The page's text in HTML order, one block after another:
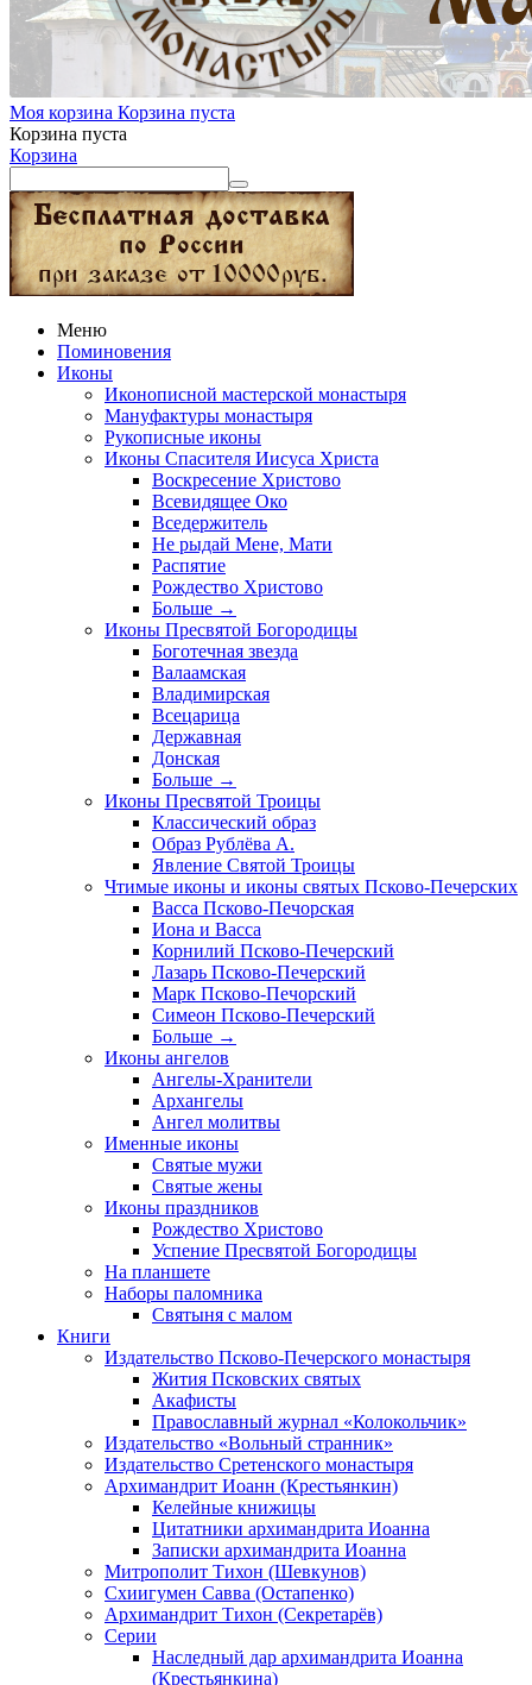
Моя корзина Корзина пуста
Корзина пуста
Корзина
Меню
Поминовения
Иконы
Иконописной мастерской монастыря
Мануфактуры монастыря
Рукописные иконы
Иконы Спасителя Иисуса Христа
Воскресение Христово
Всевидящее Око
Вседержитель
Не рыдай Мене, Мати
Распятие
Рождество Христово
Больше →
Иконы Пресвятой Богородицы
Боготечная звезда
Валаамская
Владимирская
Всецарица
Державная
Донская
Больше →
Иконы Пресвятой Троицы
Классический образ
Образ Рублёва А.
Явление Святой Троицы
Чтимые иконы и иконы святых Псково-Печерских
Васса Псково-Печорская
Иона и Васса
Корнилий Псково-Печерский
Лазарь Псково-Печерский
Марк Псково-Печорский
Симеон Псково-Печерский
Больше →
Иконы ангелов
Ангелы-Хранители
Архангелы
Ангел молитвы
Именные иконы
Святые мужи
Святые жены
Иконы праздников
Рождество Христово
Успение Пресвятой Богородицы
На планшете
Наборы паломника
Святыня с малом
Книги
Издательство Псково-Печерского монастыря
Жития Псковских святых
Акафисты
Православный журнал «Колокольчик»
Издательство «Вольный странник»
Издательство Сретенского монастыря
Архимандрит Иоанн (Крестьянкин)
Келейные книжицы
Цитатники архимандрита Иоанна
Записки архимандрита Иоанна
Митрополит Тихон (Шевкунов)
Схиигумен Савва (Остапенко)
Архимандрит Тихон (Секретарёв)
Серии
Наследный дар архимандрита Иоанна
(Крестьянкина)